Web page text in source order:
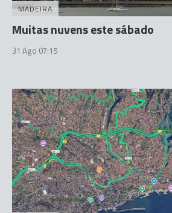
MADEIRA
Muitas nuvens este sábado
31 Ago 07:15